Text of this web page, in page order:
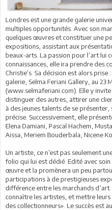
Londres est une grande galerie
multiples opportunités. Avec son
quelques œuvres et constituer une
expositions, assistant aux
beaux-arts. La passion pour l’art lui
connaissances, elle ira prendre des
Christie’s. Sa décision est alors
galerie, Selma Feriani Gallery, au 23
(www.selmaferiani.com). Elle y
distinguer des autres, attirer une
à des jeunes talents de se
précise. Successivement, elle
Elena Damiani, Pascal Hachem,
Aissa, Meriem Bouderbala, Nicene
Un artiste, ce n’est pas seulement
folio qui lui est dédié. Edité avec
œuvre et la promènera un peu
participations à de prestigieuses
différence entre les marchands
connaître les artistes, et mettre
des collectionneurs». Le succès est